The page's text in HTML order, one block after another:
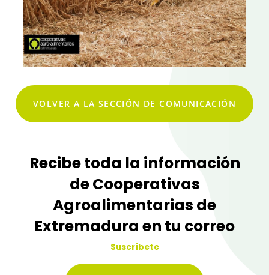
VOLVER A LA SECCIÓN DE COMUNICACIÓN
Recibe toda la información
de Cooperativas
Agroalimentarias de
Extremadura en tu correo
Suscríbete